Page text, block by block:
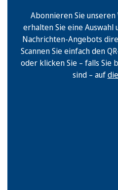
Abonnieren Sie
erhalten Sie eine Auswahl
Nachrichten-Angebots
Scannen Sie einfach den
oder klicken Sie – falls Sie
sind – auf